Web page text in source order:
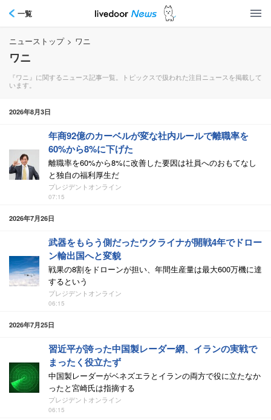
一覧
ニューストップ > ワニ
ワニ
『ワニ』に関するニュース記事一覧。トピックスで扱われた注目ニュースを掲載して
います。
2026年8月3日
年商92億のカーベルが変な社内ルールで離職率を
60%から8%に下げた
離職率を60%から8%に改善した要因は社員へのおもてなし
と独自の福利厚生だ
プレジデントオンライン
07:15
2026年7月26日
武器をもらう側だったウクライナが開戦4年でドロー
ン輸出国へと変貌
戦果の8割をドローンが担い、年間生産量は最大600万機に達
するという
プレジデントオンライン
06:15
2026年7月25日
習近平が誇った中国製レーダー網、イランの実戦で
まったく役立たず
中国製レーダーがベネズエラとイランの両方で役に立たなか
ったと宮崎氏は指摘する
プレジデントオンライン
06:15